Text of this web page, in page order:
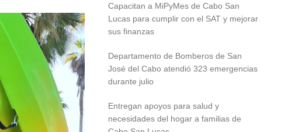
Capacitan a MiPyMes de Cabo San
Lucas para cumplir con el SAT y mejorar
sus finanzas
Departamento de Bomberos de San
José del Cabo atendió 323 emergencias
durante julio
Entregan apoyos para salud y
necesidades del hogar a familias de